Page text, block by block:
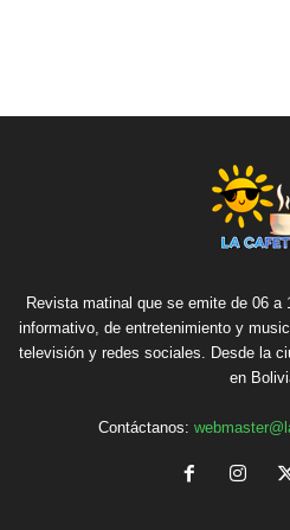
Revista matinal que se emite de 06
informativo, de entretenimiento y
televisión y redes sociales. Desde la
en
Contáctanos: